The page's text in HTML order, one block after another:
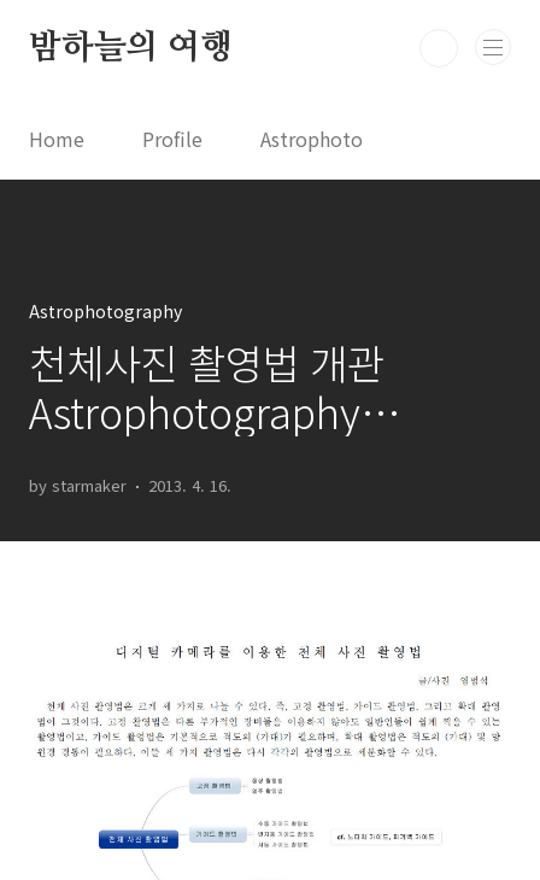
밤하늘의 여행
Home Profile Astrophoto
Astrophotography
Astrophotography
천체사진 촬영법 개관
Astrophotography
by starmaker 2013. 4. 16.